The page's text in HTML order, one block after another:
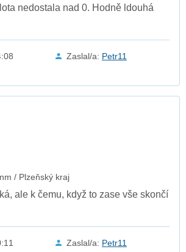
nedostala nad 0. Hodně ldouhá
Zaslal/a: Petr11
/ Plzeňský kraj
ale k čemu, když to zase vše skončí
Zaslal/a: Petr11